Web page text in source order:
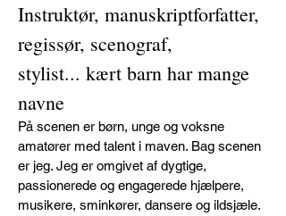
Instruktør, manuskriptforfatter,
regissør, scenograf,
stylist... kært barn har mange
navne
På scenen er børn, unge og voksne
amatører med talent i maven. Bag scenen
er jeg. Jeg er omgivet af dygtige,
passionerede og engagerede hjælpere,
musikere, sminkører, dansere og ildsjæle.